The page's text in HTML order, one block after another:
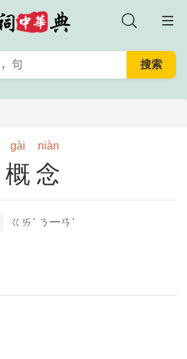
gài niàn
概念
ㄍㄞˋ ㄋ一ㄢˋ